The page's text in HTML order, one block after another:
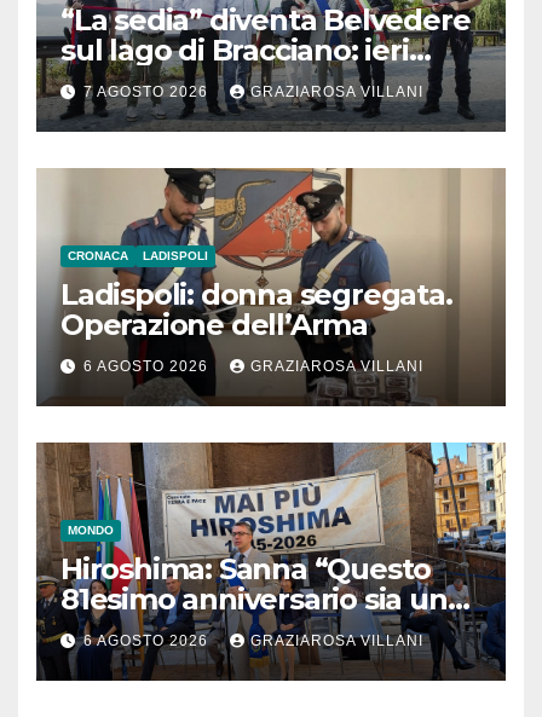
“La sedia” diventa Belvedere
sul lago di Bracciano: ieri
l’inaugurazione
7 AGOSTO 2026 GRAZIAROSA VILLANI
CRONACA LADISPOLI
Ladispoli: donna segregata.
Operazione dell’Arma
6 AGOSTO 2026 GRAZIAROSA VILLANI
MONDO
Hiroshima: Sanna “Questo
81esimo anniversario sia un
monito per tutti”
6 AGOSTO 2026 GRAZIAROSA VILLANI